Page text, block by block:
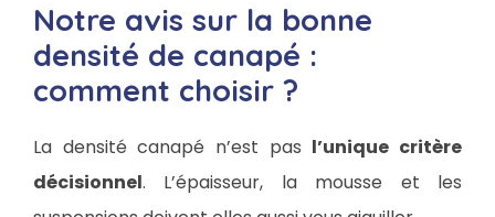
Notre avis sur la bonne
densité de canapé :
comment choisir ?
La densité canapé n’est pas l’unique critère
décisionnel. L’épaisseur, la mousse et les